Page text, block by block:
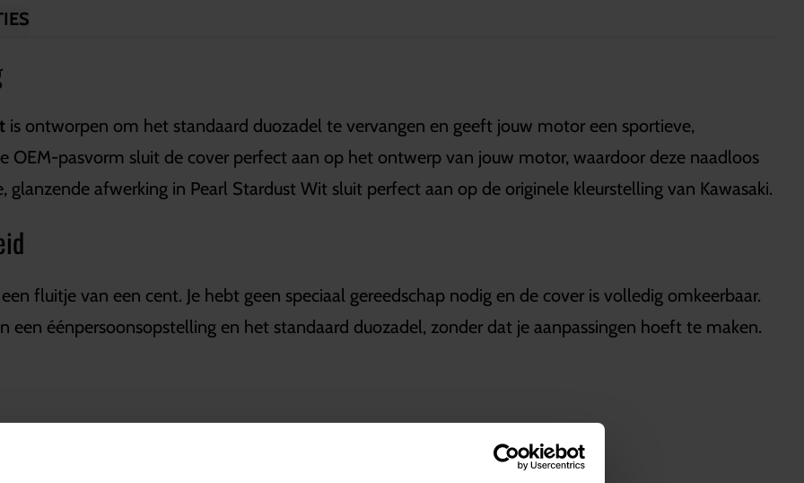
is ontworpen om het standaard duozadel te vervangen en geeft jouw motor een sportieve,
OEM-pasvorm sluit de cover perfect aan op het ontwerp van jouw motor, waardoor deze naadloos
afwerking in Pearl Stardust Wit sluit perfect aan op de originele kleurstelling van Kawasaki.
fluitje van een cent. Je hebt geen speciaal gereedschap nodig en de cover is volledig omkeerbaar.
een éénpersoonsopstelling en het standaard duozadel, zonder dat je aanpassingen hoeft te maken.
motorprofiel